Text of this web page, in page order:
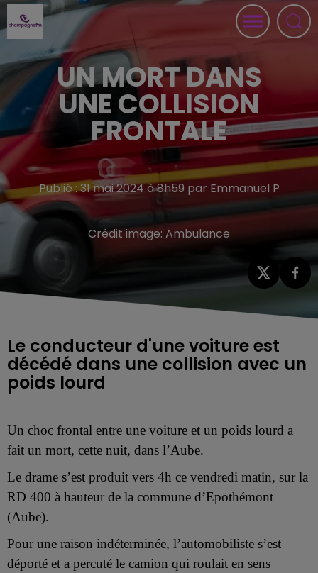
UN MORT DANS
UNE COLLISION
FRONTALE
Publié : 31 mai 2024 à 8h59 par Emmanuel P
Crédit image: Ambulance
Le conducteur d'une voiture est
décédé dans une collision avec un
poids lourd
Un choc frontal entre une voiture et un poids lourd a
fait un mort, cette nuit, dans l’Aube.
Le drame s’est produit vers 4h ce vendredi matin, sur la
RD 400 à hauteur de la commune d’Epothémont
(Aube).
Pour une raison indéterminée, l’automobiliste s’est
déporté et a percuté le camion qui roulait en sens